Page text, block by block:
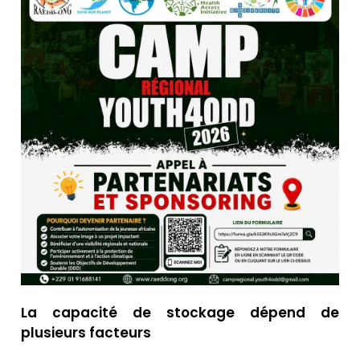
La capacité de stockage dépend de
plusieurs facteurs